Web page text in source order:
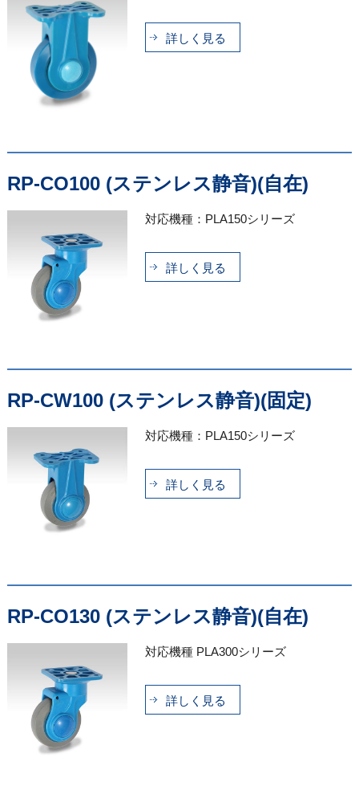
詳しく見る
RP-CO100 (ステンレス静音)(自在)
対応機種：PLA150シリーズ
詳しく見る
RP-CW100 (ステンレス静音)(固定)
対応機種：PLA150シリーズ
詳しく見る
RP-CO130 (ステンレス静音)(自在)
対応機種 PLA300シリーズ
詳しく見る